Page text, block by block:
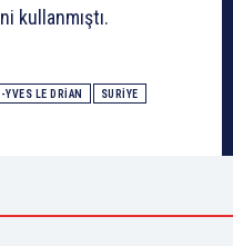
kullanmıştı.
YVES LE DRIAN SURIYE